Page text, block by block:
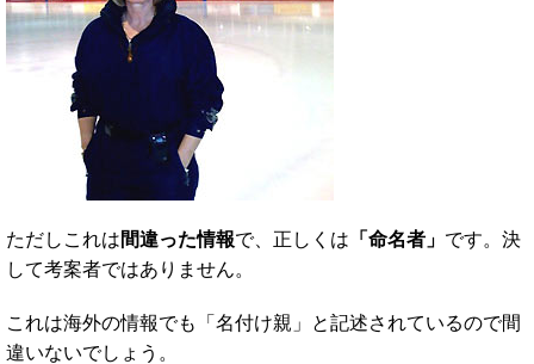
ただしこれは間違った情報で、正しくは 「命名者」 です。決
して考案者ではありません。
これは海外の情報でも「名付け親」と記述されているので間
違いないでしょう。